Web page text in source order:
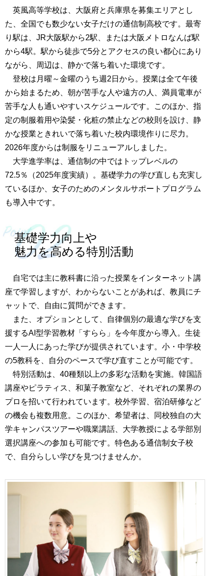
英風高等学校は、大阪府と兵庫県を募集エリアとし
た、全国でも数少ない女子だけの通信制高校です。最寄
り駅は、JR大阪駅から2駅、または大阪メトロなんば駅
から4駅。駅から徒歩で5分とアクセスの良い都心にあり
ながら、周辺は、静かで落ち着いた環境です。
登校は月曜～金曜のうち週2日から。授業は全て午後
から始まるため、朝が苦手な人や遠方の人、満員電車が
苦手な人も通いやすいスケジュールです。このほか、指
定の制服着用や染髪・化粧の禁止などの校則を設け、静
かな授業ときれいで落ち着いた校内環境作りに尽力。
2026年度からは制服をリニューアルしました。
大学進学率は、通信制の中ではトップレベルの
72.5％（2025年度実績）。基礎学力の学び直しも充実し
ているほか、女子のためのメンタルサポートプログラム
も導入中です。
基礎学力向上や
魅力を高める特別活動
自宅では主に教科書に沿った授業をインターネット講
座で学習しますが、わからないことがあれば、教員にチ
ャットで、自由に質問ができます。
また、オプションとして、自律個別の最適な学びを支
援するAI型学習教材「すらら」を今年度から導入。生徒
一人一人にあった学びが提供されています。小・中学校
の5教科を、自分のペースで学び直すことが可能です。
特別活動は、40種類以上の多彩な活動を実施。韓国語
講座やピラティス、和菓子教室など、それぞれの業界の
プロを招いて行われています。校外学習、宿泊研修など
の機会も複数用意。このほか、希望者は、同校独自の大
学キャンパスツアーや職業講話、大学教授による学部別
選択講座への参加も可能です。特色ある通信制女子校
で、自分らしい学びを見つけませんか。